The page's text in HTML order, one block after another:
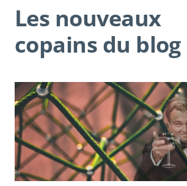
Les nouveaux
copains du blog